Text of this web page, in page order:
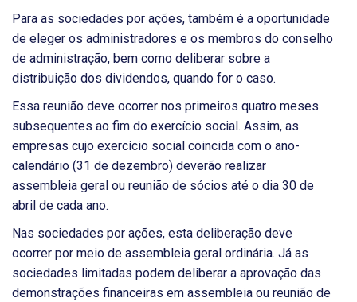
Para as sociedades por ações, também é a oportunidade
de eleger os administradores e os membros do conselho
de administração, bem como deliberar sobre a
distribuição dos dividendos, quando for o caso.
Essa reunião deve ocorrer nos primeiros quatro meses
subsequentes ao fim do exercício social. Assim, as
empresas cujo exercício social coincida com o ano-
calendário (31 de dezembro) deverão realizar
assembleia geral ou reunião de sócios até o dia 30 de
abril de cada ano.
Nas sociedades por ações, esta deliberação deve
ocorrer por meio de assembleia geral ordinária. Já as
sociedades limitadas podem deliberar a aprovação das
demonstrações financeiras em assembleia ou reunião de